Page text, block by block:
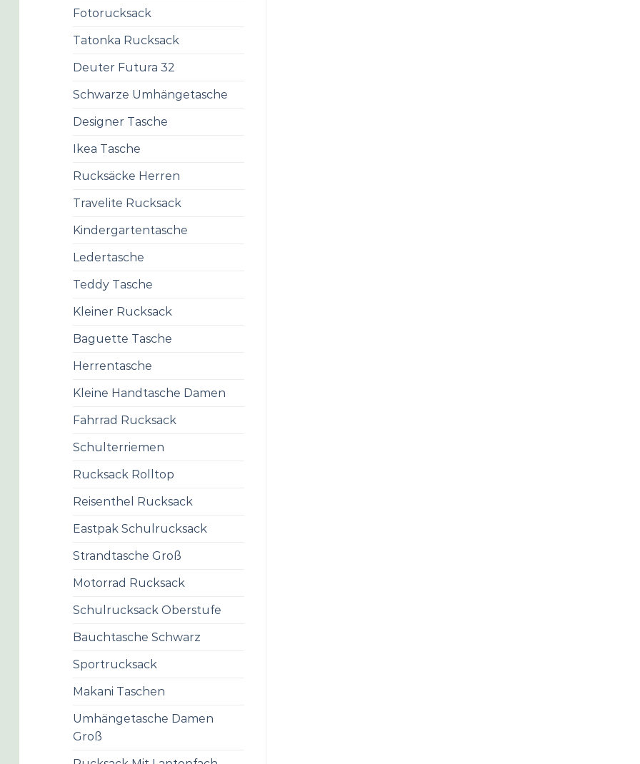
Fotorucksack
Tatonka Rucksack
Deuter Futura 32
Schwarze Umhängetasche
Designer Tasche
Ikea Tasche
Rucksäcke Herren
Travelite Rucksack
Kindergartentasche
Ledertasche
Teddy Tasche
Kleiner Rucksack
Baguette Tasche
Herrentasche
Kleine Handtasche Damen
Fahrrad Rucksack
Schulterriemen
Rucksack Rolltop
Reisenthel Rucksack
Eastpak Schulrucksack
Strandtasche Groß
Motorrad Rucksack
Schulrucksack Oberstufe
Bauchtasche Schwarz
Sportrucksack
Makani Taschen
Umhängetasche Damen
Groß